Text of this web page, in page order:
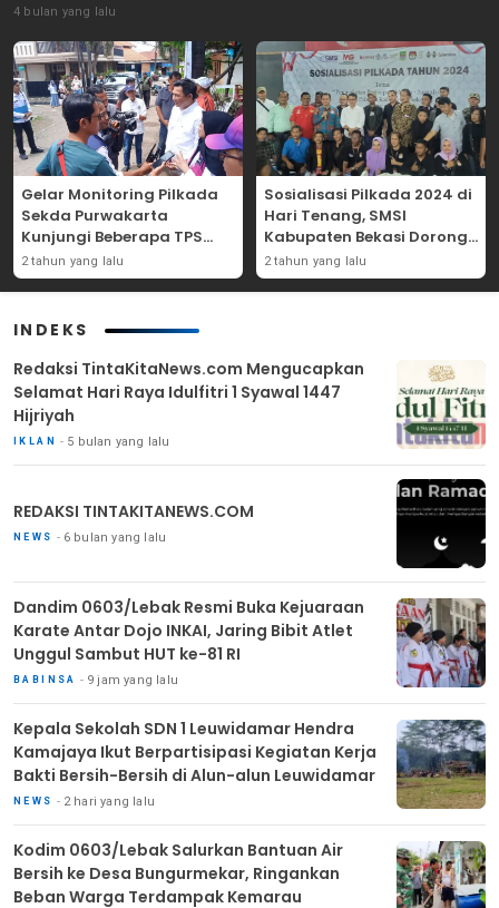
4 bulan yang lalu
Gelar Monitoring Pilkada
Sekda Purwakarta
Kunjungi Beberapa TPS
Yang Ada Di Purwakarta
2 tahun yang lalu
Sosialisasi Pilkada 2024 di
Hari Tenang, SMSI
Kabupaten Bekasi Dorong
Angka Partisipasi
Masyarakat
2 tahun yang lalu
INDEKS
Redaksi TintaKitaNews.com Mengucapkan
Selamat Hari Raya Idulfitri 1 Syawal 1447
Hijriyah
IKLAN 5 bulan yang lalu
REDAKSI TINTAKITANEWS.COM
NEWS 6 bulan yang lalu
Dandim 0603/Lebak Resmi Buka Kejuaraan
Karate Antar Dojo INKAI, Jaring Bibit Atlet
Unggul Sambut HUT ke-81 RI
BABINSA 9 jam yang lalu
Kepala Sekolah SDN 1 Leuwidamar Hendra
Kamajaya Ikut Berpartisipasi Kegiatan Kerja
Bakti Bersih-Bersih di Alun-alun Leuwidamar
NEWS 2 hari yang lalu
Kodim 0603/Lebak Salurkan Bantuan Air
Bersih ke Desa Bungurmekar, Ringankan
Beban Warga Terdampak Kemarau